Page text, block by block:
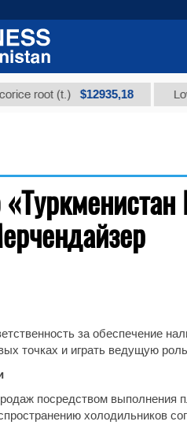
root (t.) $12935,18 Low-
за обеспечение
точках и играть ведущую
посредством выполнения
холодильников